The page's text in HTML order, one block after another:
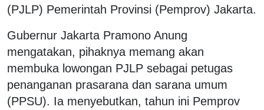
(PJLP) Pemerintah Provinsi (Pemprov) Jakarta.
Gubernur Jakarta Pramono Anung
mengatakan, pihaknya memang akan
membuka lowongan PJLP sebagai petugas
penanganan prasarana dan sarana umum
(PPSU). Ia menyebutkan, tahun ini Pemprov